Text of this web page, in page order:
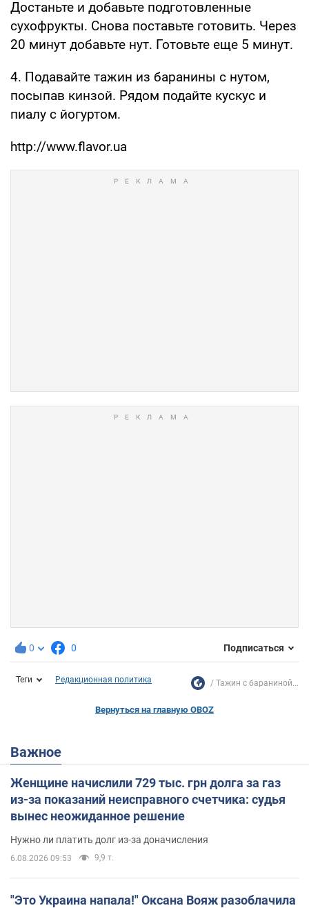
Достаньте и добавьте подготовленные
сухофрукты. Снова поставьте готовить. Через
20 минут добавьте нут. Готовьте еще 5 минут.
4. Подавайте тажин из баранины с нутом,
посыпав кинзой. Рядом подайте кускус и
пиалу с йогуртом.
http://www.flavor.ua
0 0 Подписаться
Теги Редакционная политика Тажин с бараниной...
Вернуться на главную OBOZ
Важное
Женщине начислили 729 тыс. грн долга за газ
из-за показаний неисправного счетчика: судья
вынес неожиданное решение
Нужно ли платить долг из-за доначисления
6.08.2026 09:53 9,9 т.
"Это Украина напала!" Оксана Вояж разоблачила